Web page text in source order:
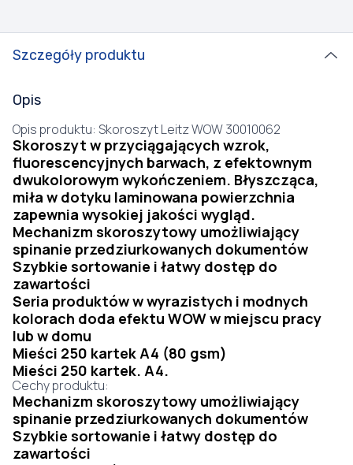
Szczegóły produktu
Opis
Opis produktu: Skoroszyt Leitz WOW 30010062
Skoroszyt w przyciągających wzrok,
fluorescencyjnych barwach, z efektownym
dwukolorowym wykończeniem. Błyszcząca,
miła w dotyku laminowana powierzchnia
zapewnia wysokiej jakości wygląd.
Mechanizm skoroszytowy umożliwiający
spinanie przedziurkowanych dokumentów
Szybkie sortowanie i łatwy dostęp do
zawartości
Seria produktów w wyrazistych i modnych
kolorach doda efektu WOW w miejscu pracy
lub w domu
Mieści 250 kartek A4 (80 gsm)
Mieści 250 kartek. A4.
Cechy produktu:
Mechanizm skoroszytowy umożliwiający
spinanie przedziurkowanych dokumentów
Szybkie sortowanie i łatwy dostęp do
zawartości